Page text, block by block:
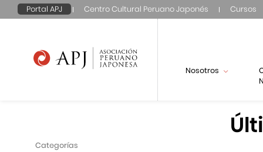
Portal APJ Centro Cultural Peruano Japonés Cursos
Nosotros
Categorías